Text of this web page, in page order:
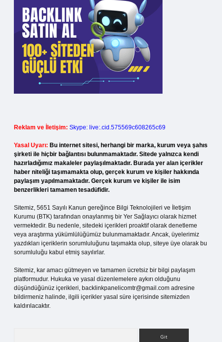
Reklam ve İletişim: Skype: live:.cid.575569c608265c69
Yasal Uyarı: Bu internet sitesi, herhangi bir marka, kurum veya şahıs
şirketi ile hiçbir bağlantısı bulunmamaktadır. Sitede yalnızca kendi
hazırladığımız makaleler paylaşılmaktadır. Burada yer alan içerikler
haber niteliği taşımamakta olup, gerçek kurum ve kişiler hakkında
paylaşım yapılmamaktadır. Gerçek kurum ve kişiler ile isim
benzerlikleri tamamen tesadüfidir.
Sitemiz, 5651 Sayılı Kanun gereğince Bilgi Teknolojileri ve İletişim
Kurumu (BTK) tarafından onaylanmış bir Yer Sağlayıcı olarak hizmet
vermektedir. Bu nedenle, sitedeki içerikleri proaktif olarak denetleme
veya araştırma yükümlülüğümüz bulunmamaktadır. Ancak, üyelerimiz
yazdıkları içeriklerin sorumluluğunu taşımakta olup, siteye üye olarak bu
sorumluluğu kabul etmiş sayılırlar.
Sitemiz, kar amacı gütmeyen ve tamamen ücretsiz bir bilgi paylaşım
platformudur. Hukuka ve yasal düzenlemelere aykırı olduğunu
düşündüğünüz içerikleri, backlinkpanelicomtr@gmail.com adresine
bildirmeniz halinde, ilgili içerikler yasal süre içerisinde sitemizden
kaldırılacaktır.